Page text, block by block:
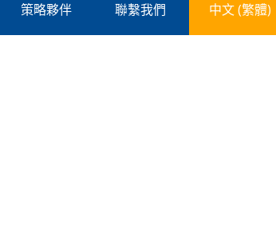
策略夥伴 聯繫我們 中文 (繁體)